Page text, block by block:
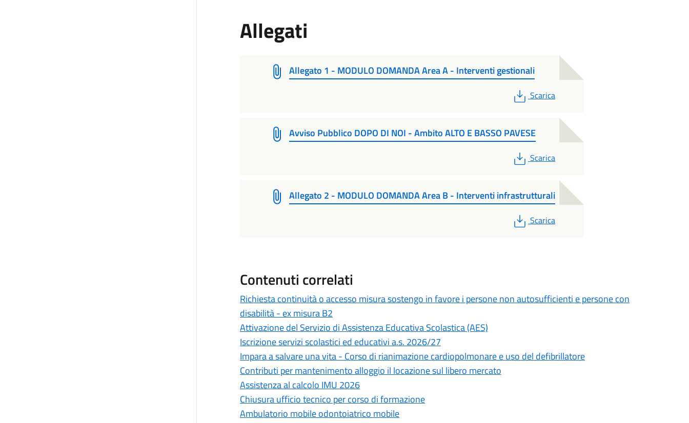
Allegati
Allegato 1 - MODULO DOMANDA Area A - Interventi gestionali
PDF
Scarica
Avviso Pubblico DOPO DI NOI - Ambito ALTO E BASSO PAVESE
PDF
Scarica
Allegato 2 - MODULO DOMANDA Area B - Interventi infrastrutturali
PDF
Scarica
Contenuti correlati
Richiesta continuità o accesso misura sostengo in favore i persone non autosufficienti e persone con
disabilità - ex misura B2
Attivazione del Servizio di Assistenza Educativa Scolastica (AES)
Iscrizione servizi scolastici ed educativi a.s. 2026/27
Impara a salvare una vita - Corso di rianimazione cardiopolmonare e uso del defibrillatore
Contributi per mantenimento alloggio il locazione sul libero mercato
Assistenza al calcolo IMU 2026
Chiusura ufficio tecnico per corso di formazione
Ambulatorio mobile odontoiatrico mobile